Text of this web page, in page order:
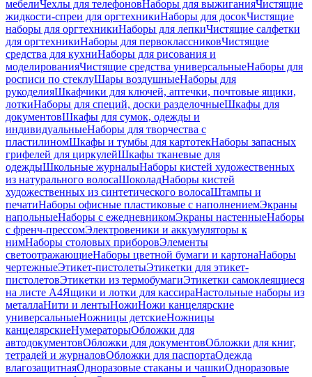
мебелиЧехлы для телефоновНаборы для выжиганияЧистящие
жидкости-спреи для оргтехникиНаборы для досокЧистящие
наборы для оргтехникиНаборы для лепкиЧистящие салфетки
для оргтехникиНаборы для первоклассниковЧистящие
средства для кухниНаборы для рисования и
моделированияЧистящие средства универсальныеНаборы для
росписи по стеклуШары воздушныеНаборы для
рукоделияШкафчики для ключей, аптечки, почтовые ящики,
лоткиНаборы для специй, доски разделочныеШкафы для
документовШкафы для сумок, одежды и
индивидуальныеНаборы для творчества с
пластилиномШкафы и тумбы для картотекНаборы запасных
грифелей для циркулейШкафы тканевые для
одеждыШкольные журналыНаборы кистей художественных
из натурального волосаШоколадНаборы кистей
художественных из синтетического волосаШтампы и
печатиНаборы офисные пластиковые с наполнениемЭкраны
напольныеНаборы с ежедневникомЭкраны настенныеНаборы
с френч-прессомЭлектровеники и аккумуляторы к
нимНаборы столовых приборовЭлементы
светоотражающиеНаборы цветной бумаги и картонаНаборы
чертежныеЭтикет-пистолетыЭтикетки для этикет-
пистолетовЭтикетки из термобумагиЭтикетки самоклеящиеся
на листе А4Ящики и лотки для кассираНастольные наборы из
металлаНити и лентыНожиНожи канцелярские
универсальныеНожницы детскиеНожницы
канцелярскиеНумераторыОбложки для
автодокументовОбложки для документовОбложки для книг,
тетрадей и журналовОбложки для паспортаОдежда
влагозащитнаяОдноразовые стаканы и чашкиОдноразовые